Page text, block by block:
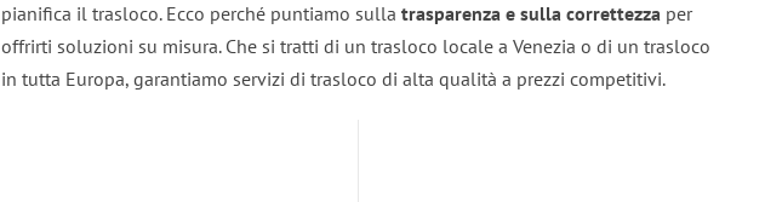
pianifica il trasloco. Ecco perché puntiamo sulla trasparenza e sulla correttezza per
offrirti soluzioni su misura. Che si tratti di un trasloco locale a Venezia o di un trasloco
in tutta Europa, garantiamo servizi di trasloco di alta qualità a prezzi competitivi.